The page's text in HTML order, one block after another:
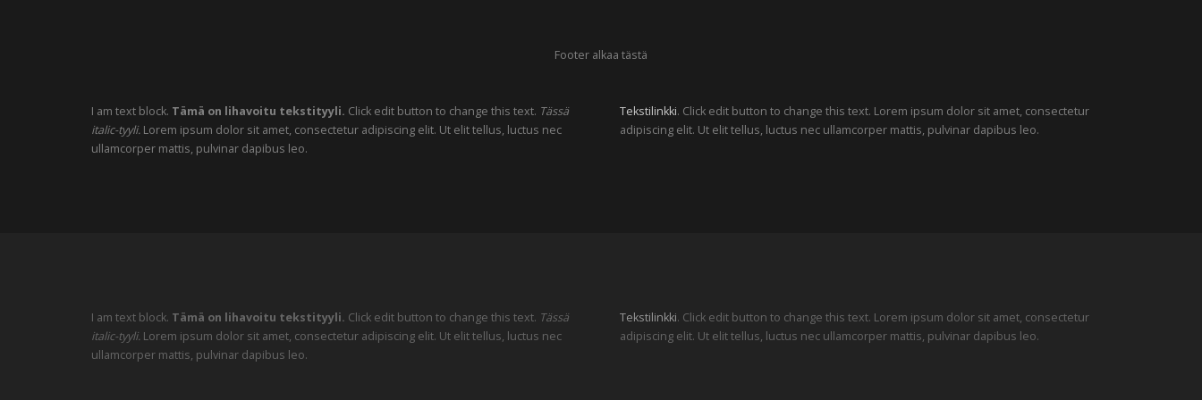
Footer alkaa tästä
I am text block. Tämä on lihavoitu tekstityyli. Click edit button to change this text. Tässä
italic-tyyli. Lorem ipsum dolor sit amet, consectetur adipiscing elit. Ut elit tellus, luctus nec
ullamcorper mattis, pulvinar dapibus leo.
Tekstilinkki. Click edit button to change this text. Lorem ipsum dolor sit amet, consectetur
adipiscing elit. Ut elit tellus, luctus nec ullamcorper mattis, pulvinar dapibus leo.
I am text block. Tämä on lihavoitu tekstityyli. Click edit button to change this text. Tässä
italic-tyyli. Lorem ipsum dolor sit amet, consectetur adipiscing elit. Ut elit tellus, luctus nec
ullamcorper mattis, pulvinar dapibus leo.
Tekstilinkki. Click edit button to change this text. Lorem ipsum dolor sit amet, consectetur
adipiscing elit. Ut elit tellus, luctus nec ullamcorper mattis, pulvinar dapibus leo.